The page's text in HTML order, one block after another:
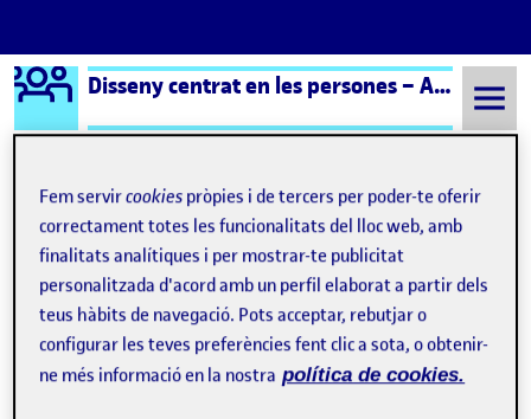
Saltar al contingut
Logo Ágora Disseny centrat en les persones – Aula 1
Semestre 20232 - Aula 1 Panell de síntesi
Navegació d'entrades
Anterior: Pràctica 2 · Panell de síntesi
Publicat perPanell de síntesi
Publicat per
Manel Font Ruiz
Fem servircookies pròpies i de tercers per poder-te oferir
correctament totes les funcionalitats del lloc web, amb
finalitats analítiques i per mostrar-te publicitat
personalitzada d'acord amb un perfil elaborat a partir dels
teus hàbits de navegació. Pots acceptar, rebutjar o
configurar les teves preferències fent clic a sota, o obtenir-
ne més informació en la nostra política de cookies.